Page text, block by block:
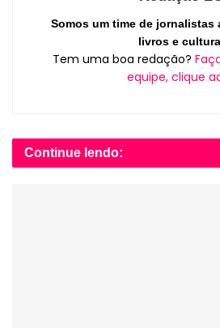
Somos um time de jornalistas
livros e
Tem uma boa redação?
equipe, clique
Continue lendo: